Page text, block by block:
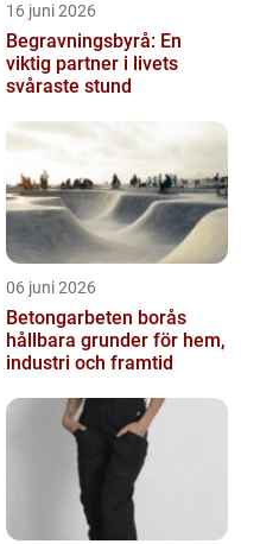
16 juni 2026
Begravningsbyrå: En
viktig partner i livets
svåraste stund
06 juni 2026
Betongarbeten borås
hållbara grunder för hem,
industri och framtid